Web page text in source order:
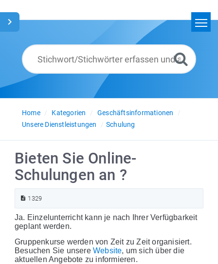
Glossar
Deutsch
Home
Kategorien
Geschäftsinformationen
Unsere Dienstleistungen
Schulung
Bieten Sie Online-
Schulungen an ?
1329
Ja. Einzelunterricht kann je nach Ihrer Verfügbarkeit
geplant werden.
Gruppenkurse werden von Zeit zu Zeit organisiert.
Besuchen Sie unsere Website, um sich über die
aktuellen Angebote zu informieren.